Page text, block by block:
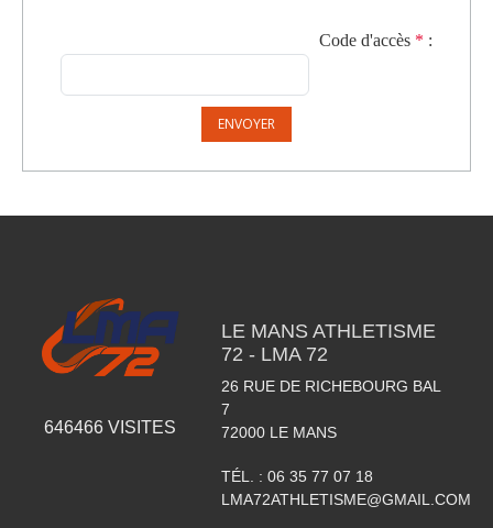
Code d'accès * :
ENVOYER
646466 VISITES
LE MANS ATHLETISME
72 - LMA 72
26 RUE DE RICHEBOURG BAL
7
72000 LE MANS
TÉL. : 06 35 77 07 18
LMA72ATHLETISME@GMAIL.COM